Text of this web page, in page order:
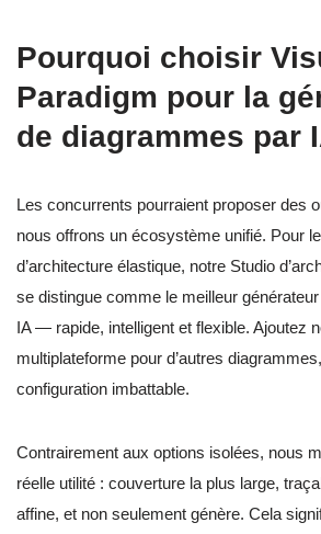
Pourquoi choisir
Paradigm pour la
de diagrammes par
Les concurrents pourraient proposer des
nous offrons un écosystème unifié. Pour
d’architecture élastique, notre Studio
se distingue comme le meilleur
IA — rapide, intelligent et flexible. Ajoutez
multiplateforme pour d’autres
configuration imbattable.
Contrairement aux options isolées, nous
réelle utilité : couverture la plus large,
affine, et non seulement génère. Cela